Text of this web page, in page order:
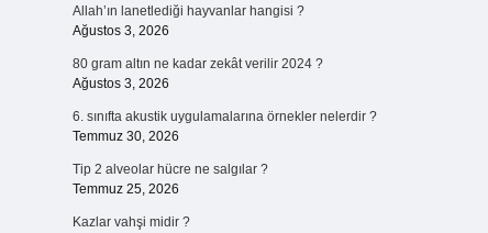
Allah’ın lanetlediği hayvanlar hangisi ?
Ağustos 3, 2026
80 gram altın ne kadar zekât verilir 2024 ?
Ağustos 3, 2026
6. sınıfta akustik uygulamalarına örnekler nelerdir ?
Temmuz 30, 2026
Tip 2 alveolar hücre ne salgılar ?
Temmuz 25, 2026
Kazlar vahşi midir ?